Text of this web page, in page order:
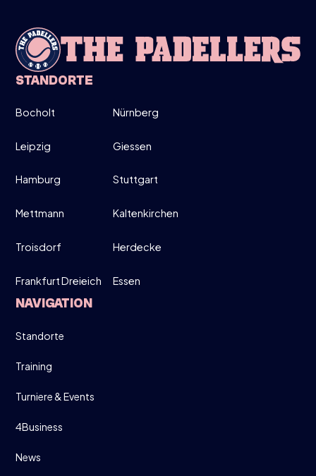
NEU
23/3/26
PADELLERS
STANDORTE
Bocholt Nürnberg
Leipzig Giessen
Hamburg Stuttgart
Mettmann Kaltenkirchen
Troisdorf Herdecke
Frankfurt Dreieich Essen
NAVIGATION
Standorte
Training
Turniere & Events
4Business
News